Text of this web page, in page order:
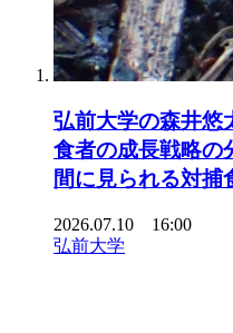
弘前大学の森井悠
食者の成長戦略
間に見られる対捕
2026.07.10 16:00
弘前大学